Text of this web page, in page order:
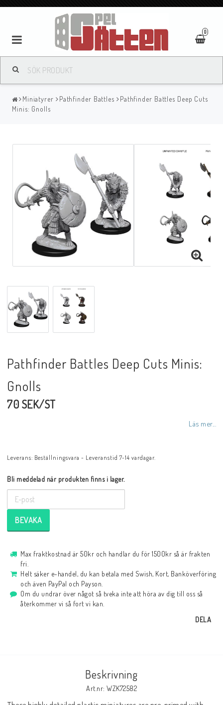
0
Miniatyrer Pathfinder Battles
Pathfinder Battles Deep Cuts
Minis: Gnolls
Pathfinder Battles Deep Cuts Minis:
Gnolls
70 SEK/ST
Läs mer...
Leverans: Beställningsvara - Leveranstid 7-14 vardagar.
Bli meddelad när produkten finns i lager.
BEVAKA
Max fraktkostnad är 50kr och handlar du för 1500kr så är frakten
fri.
Helt säker e-handel, du kan betala med Swish, Kort, Banköverföring
och även PayPal och Payson.
Om du undrar över något så tveka inte att höra av dig till oss så
återkommer vi så fort vi kan.
DELA
Beskrivning
Art.nr: WZK72582